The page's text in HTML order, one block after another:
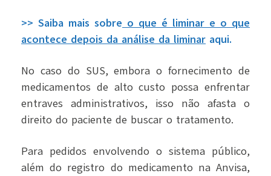
>> Saiba mais sobre o que é liminar e o que
acontece depois da análise da liminar aqui.
No caso do SUS, embora o fornecimento de
medicamentos de alto custo possa enfrentar
entraves administrativos, isso não afasta o
direito do paciente de buscar o tratamento.
Para pedidos envolvendo o sistema público,
além do registro do medicamento na Anvisa,